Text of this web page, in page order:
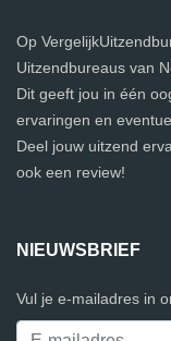
Op
Uitzendbureaus van
Dit geeft jou in één
ervaringen en
Deel jouw uitzend
ook een review!
NIEUWSBRIEF
Vul je e-mailadres in